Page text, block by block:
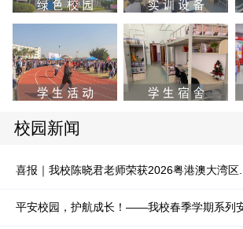
校园新闻
喜报｜我校陈晓君老师荣获2026粤港澳大湾区...